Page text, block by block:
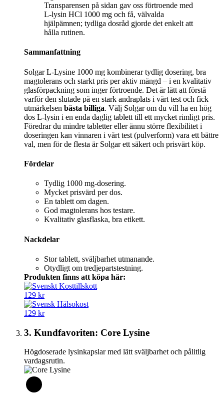
Transparensen på sidan gav oss förtroende med
L-lysin HCl 1000 mg och få, välvalda
hjälpämnen; tydliga dosråd gjorde det enkelt att
hålla rutinen.
Sammanfattning
Solgar L-Lysine 1000 mg kombinerar tydlig dosering, bra
magtolerans och starkt pris per aktiv mängd – i en kvalitativ
glasförpackning som inger förtroende. Det är lätt att förstå
varför den slutade på en stark andraplats i vårt test och fick
utmärkelsen bästa billiga. Välj Solgar om du vill ha en hög
dos L-lysin i en enda daglig tablett till ett mycket rimligt pris.
Föredrar du mindre tabletter eller ännu större flexibilitet i
doseringen kan vinnaren i vårt test (pulverform) vara ett bättre
val, men för de flesta är Solgar ett säkert och prisvärt köp.
Fördelar
Tydlig 1000 mg-dosering.
Mycket prisvärd per dos.
En tablett om dagen.
God magtolerans hos testare.
Kvalitativ glasflaska, bra etikett.
Nackdelar
Stor tablett, sväljbarhet utmanande.
Otydligt om tredjepartstestning.
Produkten finns att köpa här:
129 kr
129 kr
3. Kundfavoriten: Core Lysine
Högdoserade lysinkapslar med lätt sväljbarhet och pålitlig
vardagsrutin.